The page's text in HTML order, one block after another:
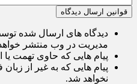
قوانین ارسال دیدگاه
دیدگاه های ارسال شده
مدیریت در وب منتشر
پیام هایی که حاوی تهمت یا
پیام هایی که به غیر از
نخواهد شد.